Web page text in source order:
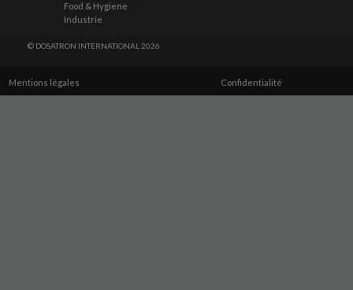
Food & Hygiene
Industrie
© DOSATRON INTERNATIONAL 2026
Mentions légales Confidentialité